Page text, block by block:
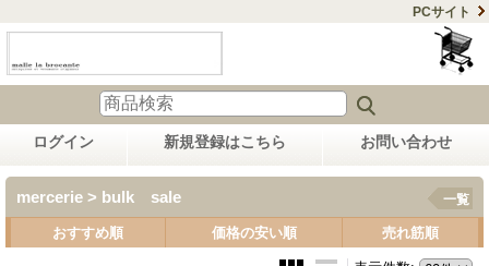
PCサイト
ログイン 新規登録はこちら お問い合わせ
mercerie > bulk sale 一覧
おすすめ順 価格の安い順 売れ筋順